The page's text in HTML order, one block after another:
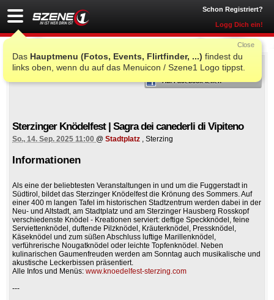
Schon Registriert?
Logg Dich ein!
Das Hauptmenu (Fotos, Events, Flirtfinder, ...) findest du
links oben, wenn du auf das Menuicon / Szene1 Logo tippst.
Close
ICH WAR AUCH DORT
Auf Facebook teilen
Sterzinger Knödelfest | Sagra dei canederli di Vipiteno
So., 14. Sep. 2025 11:00 @ Stadtplatz , Sterzing
Informationen
Als eine der beliebtesten Veranstaltungen in und um die Fuggerstadt in
Südtirol, bildet das Sterzinger Knödelfest die Krönung des Sommers. Auf
einer 400 m langen Tafel im historischen Stadtzentrum werden dabei in der
Neu- und Altstadt, am Stadtplatz und am Sterzinger Hausberg Rosskopf
verschiedenste Knödel - Kreationen serviert: deftige Speckknödel, feine
Serviettenknödel, duftende Pilzknödel, Kräuterknödel, Pressknödel,
Käseknödel und zum süßen Abschluss luftige Marillenknödel,
verführerische Nougatknödel oder leichte Topfenknödel. Neben
kulinarischen Gaumenfreuden werden am Sonntag auch musikalische und
akustische Leckerbissen präsentiert.
Alle Infos und Menüs: www.knoedelfest-sterzing.com
---